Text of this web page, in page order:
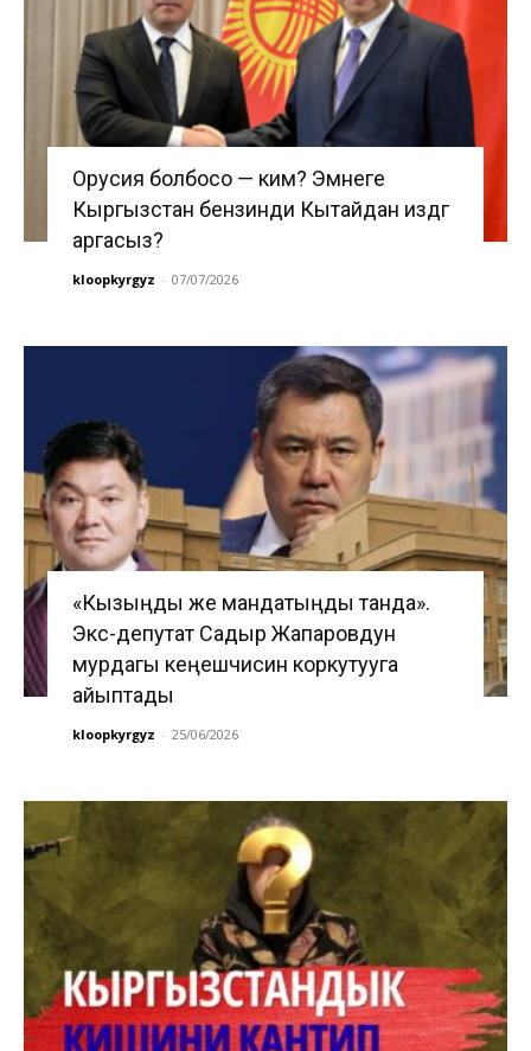
Орусия болбосо — ким? Эмнеге
Кыргызстан бензинди Кытайдан издөөгө
аргасыз?
kloopkyrgyz - 07/07/2026
«Кызыңды же мандатыңды танда».
Экс-депутат Садыр Жапаровдун
мурдагы кеңешчисин коркутууга
айыптады
kloopkyrgyz - 25/06/2026